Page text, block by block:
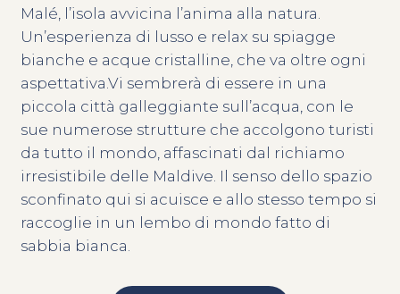
Malé, l’isola avvicina l’anima alla natura.
Un’esperienza di lusso e relax su spiagge
bianche e acque cristalline, che va oltre ogni
aspettativa.Vi sembrerà di essere in una
piccola città galleggiante sull’acqua, con le
sue numerose strutture che accolgono turisti
da tutto il mondo, affascinati dal richiamo
irresistibile delle Maldive. Il senso dello spazio
sconfinato qui si acuisce e allo stesso tempo si
raccoglie in un lembo di mondo fatto di
sabbia bianca.